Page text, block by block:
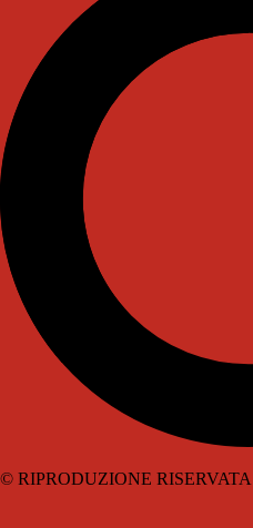
© RIPRODUZIONE RISERVATA